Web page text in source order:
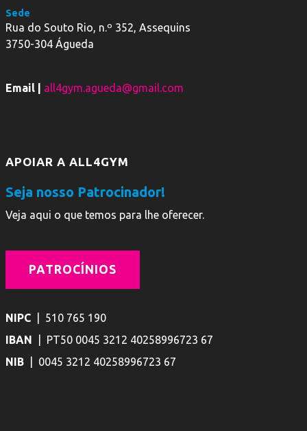
Sede
Rua do Souto Rio, n.º 352, Assequins
3750-304 Águeda
Email | all4gym.agueda@gmail.com
APOIAR A ALL4GYM
Seja nosso Patrocinador!
Veja aqui o que temos para lhe oferecer.
PATROCÍNIOS
NIPC | 510 765 190
IBAN | PT50 0045 3212 40258996723 67
NIB
| 0045 3212 40258996723 67